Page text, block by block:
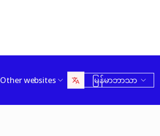
Other websites မြန်မာဘာသာ